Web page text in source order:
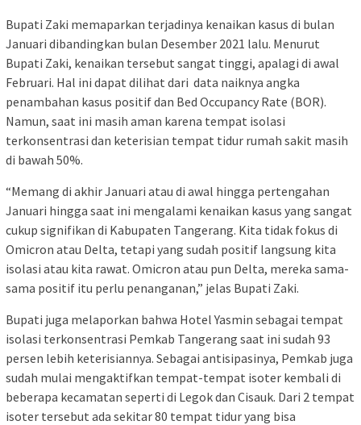
Bupati Zaki memaparkan terjadinya kenaikan kasus di bulan
Januari dibandingkan bulan Desember 2021 lalu. Menurut
Bupati Zaki, kenaikan tersebut sangat tinggi, apalagi di awal
Februari. Hal ini dapat dilihat dari data naiknya angka
penambahan kasus positif dan Bed Occupancy Rate (BOR).
Namun, saat ini masih aman karena tempat isolasi
terkonsentrasi dan keterisian tempat tidur rumah sakit masih
di bawah 50%.
“Memang di akhir Januari atau di awal hingga pertengahan
Januari hingga saat ini mengalami kenaikan kasus yang sangat
cukup signifikan di Kabupaten Tangerang. Kita tidak fokus di
Omicron atau Delta, tetapi yang sudah positif langsung kita
isolasi atau kita rawat. Omicron atau pun Delta, mereka sama-
sama positif itu perlu penanganan,” jelas Bupati Zaki.
Bupati juga melaporkan bahwa Hotel Yasmin sebagai tempat
isolasi terkonsentrasi Pemkab Tangerang saat ini sudah 93
persen lebih keterisiannya. Sebagai antisipasinya, Pemkab juga
sudah mulai mengaktifkan tempat-tempat isoter kembali di
beberapa kecamatan seperti di Legok dan Cisauk. Dari 2 tempat
isoter tersebut ada sekitar 80 tempat tidur yang bisa